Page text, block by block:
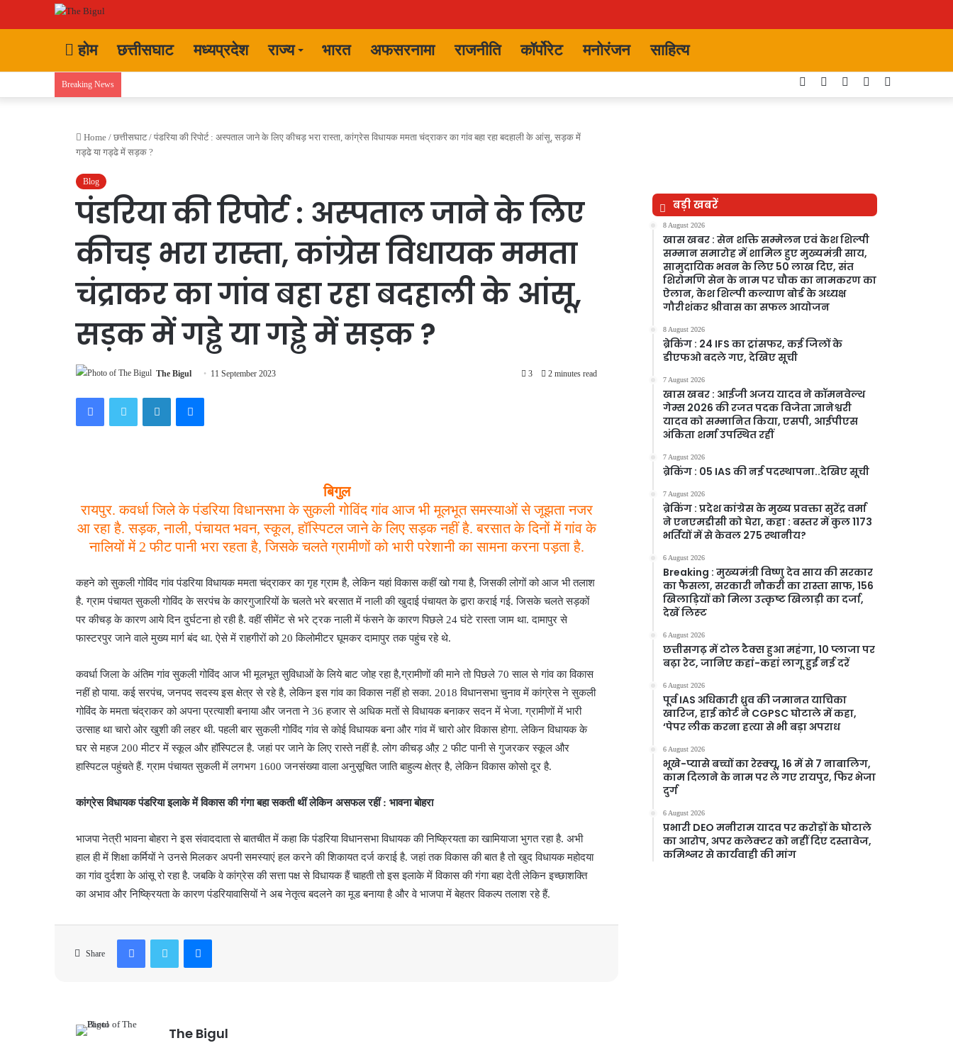
होम छत्तीसघाट मध्यप्रदेश राज्य भारत अफसरनामा राजनीति कॉर्पोरेट मनोरंजन साहित्य
Breaking News
skin
Instagram
YouTube
Twitter
Facebook
Home / छत्तीसघाट / पंडरिया की रिपोर्ट : अस्पताल जाने के लिए कीचड़ भरा रास्ता, कांग्रेस विधायक ममता चंद्राकर का गांव बहा रहा बदहाली के आंसू, सड़क में
गड्ढे या गड्ढे में सड़क ?
Blog
पंडरिया की रिपोर्ट : अस्पताल जाने के लिए
कीचड़ भरा रास्ता, कांग्रेस विधायक ममता
चंद्राकर का गांव बहा रहा बदहाली के आंसू,
सड़क में गड्ढे या गड्ढे में सड़क ?
The Bigul 11 September 2023 3 2 minutes read
FacebookTwitter LinkedInMessenger
बिगुल
रायपुर. कवर्धा जिले के पंडरिया विधानसभा के सुकली गोविंद गांव आज भी मूलभूत समस्याओं से जूझता नजर
आ रहा है. सड़क, नाली, पंचायत भवन, स्कूल, हॉस्पिटल जाने के लिए सड़क नहीं है. बरसात के दिनों में गांव के
नालियों में 2 फीट पानी भरा रहता है, जिसके चलते ग्रामीणों को भारी परेशानी का सामना करना पड़ता है.
कहने को सुकली गोविंद गांव पंडरिया विधायक ममता चंद्राकर का गृह ग्राम है, लेकिन यहां विकास कहीं खो गया है, जिसकी लोगों को आज भी तलाश
है. ग्राम पंचायत सुकली गोविंद के सरपंच के कारगुजारियों के चलते भरे बरसात में नाली की खुदाई पंचायत के द्वारा कराई गई. जिसके चलते सड़कों
पर कीचड़ के कारण आये दिन दुर्घटना हो रही है. वहीं सीमेंट से भरे ट्रक नाली में फंसने के कारण पिछले 24 घंटे रास्ता जाम था. दामापुर से
फास्टरपुर जाने वाले मुख्य मार्ग बंद था. ऐसे में राहगीरों को 20 किलोमीटर घूमकर दामापुर तक पहुंच रहे थे.
कवर्धा जिला के अंतिम गांव सुकली गोविंद आज भी मूलभूत सुविधाओं के लिये बाट जोह रहा है,ग्रामीणों की माने तो पिछले 70 साल से गांव का विकास
नहीं हो पाया. कई सरपंच, जनपद सदस्य इस क्षेत्र से रहे है, लेकिन इस गांव का विकास नहीं हो सका. 2018 विधानसभा चुनाव में कांग्रेस ने सुकली
गोविंद के ममता चंद्राकर को अपना प्रत्याशी बनाया और जनता ने 36 हजार से अधिक मतों से विधायक बनाकर सदन में भेजा. ग्रामीणों में भारी
उत्साह था चारो ओर खुशी की लहर थी. पहली बार सुकली गोविंद गांव से कोई विधायक बना और गांव में चारो ओर विकास होगा. लेकिन विधायक के
घर से महज 200 मीटर में स्कूल और हॉस्पिटल है. जहां पर जाने के लिए रास्ते नहीं है. लोग कीचड़ औऱ 2 फीट पानी से गुजरकर स्कूल और
हास्पिटल पहुंचते हैं. ग्राम पंचायत सुकली में लगभग 1600 जनसंख्या वाला अनुसूचित जाति बाहुल्य क्षेत्र है, लेकिन विकास कोसो दूर है.
कांग्रेस विधायक पंडरिया इलाके में विकास की गंगा बहा सकती थीं लेकिन असफल रहीं : भावना बोहरा
भाजपा नेत्री भावना बोहरा ने इस संवाददाता से बातचीत में कहा कि पंडरिया विधानसभा विधायक की निष्क्रियता का खामियाजा भुगत रहा है. अभी
हाल ही में शिक्षा कर्मियों ने उनसे मिलकर अपनी समस्याएं हल करने की शिकायत दर्ज कराई है. जहां तक विकास की बात है तो खुद विधायक महोदया
का गांव दुर्दशा के आंसू रो रहा है. जबकि वे कांग्रेस की सत्ता पक्ष से विधायक हैं चाहती तो इस इलाके में विकास की गंगा बहा देती लेकिन इच्छाशक्ति
का अभाव और निष्क्रियता के कारण पंडरियावासियों ने अब नेतृत्व बदलने का मूड बनाया है और वे भाजपा में बेहतर​ विकल्प तलाश रहे हैं.
Share
FacebookTwitter Messenger
The Bigul
बड़ी खबरें
8 August 2026
खास खबर : सेन शक्ति सम्मेलन एवं केश शिल्पी
सम्मान समारोह में शामिल हुए मुख्यमंत्री साय,
सामुदायिक भवन के लिए 50 लाख दिए, संत
शिरोमणि सेन के नाम पर चौक का नामकरण का
ऐलान, केश शिल्पी कल्याण बोर्ड के अध्यक्ष
गौरीशंकर श्रीवास का सफल आयोजन
8 August 2026
ब्रेकिंग : 24 IFS का ट्रांसफर, कई जिलों के
डीएफओ बदले गए, देखिए सूची
7 August 2026
खास खबर : आईजी अजय यादव ने कॉमनवेल्थ
गेम्स 2026 की रजत पदक विजेता ज्ञानेश्वरी
यादव को सम्मानित किया, एसपी, आईपीएस
अंकिता शर्मा उपस्थित रहीं
7 August 2026
ब्रेकिंग : 05 IAS की नई पदस्थापना..देखिए सूची
7 August 2026
ब्रेकिंग : प्रदेश कांग्रेस के मुख्य प्रवक्ता सुरेंद्र वर्मा
ने एनएमडीसी को घेरा, कहा : बस्तर में कुल 1173
भर्तियों में से केवल 275 स्थानीय?
6 August 2026
Breaking : मुख्यमंत्री विष्णु देव साय की सरकार
का फैसला, सरकारी नौकरी का रास्ता साफ, 156
खिलाड़ियों को मिला उत्कृष्ट खिलाड़ी का दर्जा,
देखें लिस्‍ट
6 August 2026
छत्तीसगढ़ में टोल टैक्स हुआ महंगा, 10 प्लाजा पर
बढ़ा रेट, जानिए कहां-कहां लागू हुईं नई दरें
6 August 2026
पूर्व IAS अधिकारी ध्रुव की जमानत याचिका
खारिज, हाई कोर्ट ने CGPSC घोटाले में कहा,
‘पेपर लीक करना हत्या से भी बड़ा अपराध
6 August 2026
भूखे-प्यासे बच्चों का रेस्क्यू, 16 में से 7 नाबालिग,
काम दिलाने के नाम पर ले गए रायपुर, फिर भेजा
दुर्ग
6 August 2026
प्रभारी DEO मनीराम यादव पर करोड़ों के घोटाले
का आरोप, अपर कलेक्टर को नहीं दिए दस्तावेज,
कमिश्नर से कार्यवाही की मांग